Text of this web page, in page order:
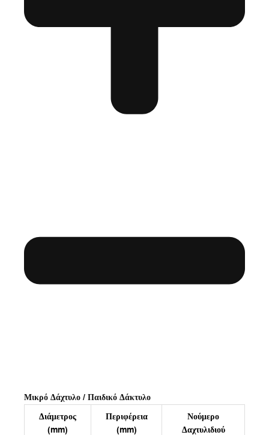
Μικρό Δάχτυλο / Παιδικό Δάκτυλο
Διάμετρος
(mm)
Περιφέρεια
(mm)
Νούμερο
Δαχτυλιδιού